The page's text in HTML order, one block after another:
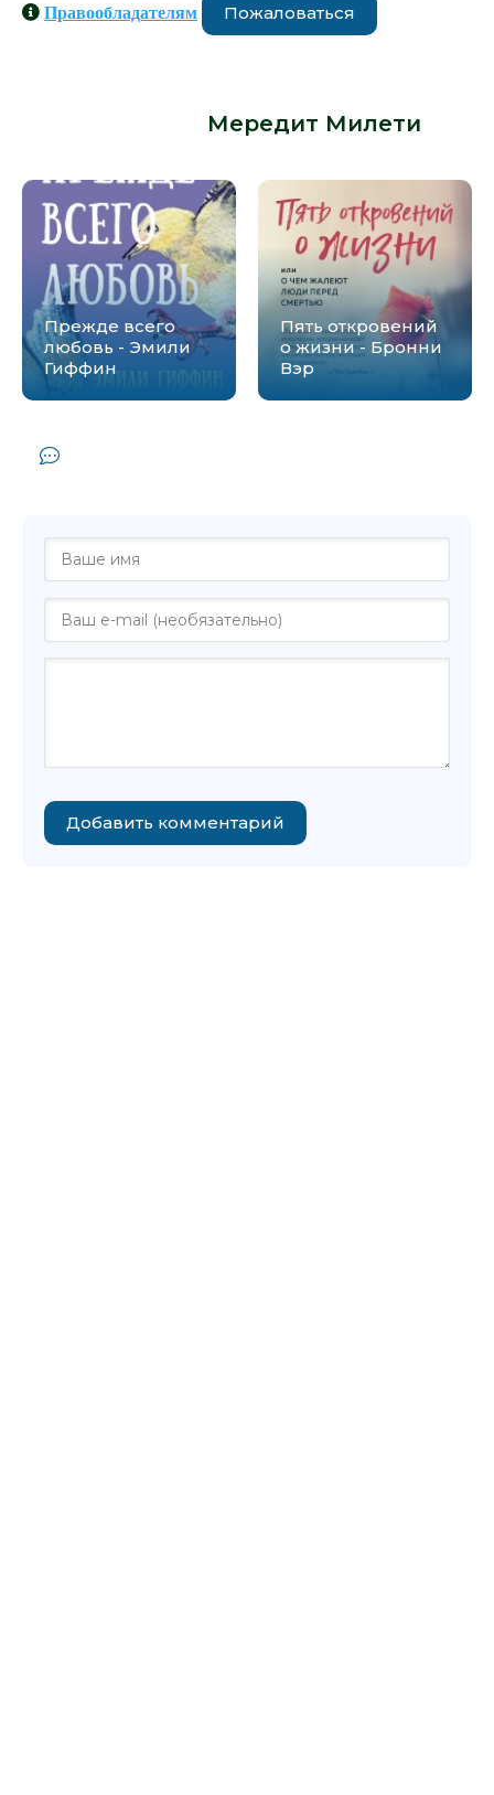
Правообладателям Пожаловаться
Мередит Милети
Прежде всего
любовь - Эмили
Гиффин
Пять откровений
о жизни - Бронни
Вэр
Добавить комментарий